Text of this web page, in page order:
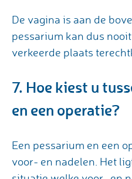
De vagina is aan de
pessarium kan dus
verkeerde plaats
7. Hoe kiest u
en een operatie?
Een pessarium en een
voor- en nadelen. Het